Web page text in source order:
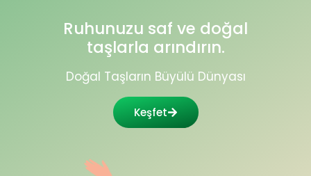
Ruhunuzu saf ve doğal
taşlarla arındırın.
Doğal Taşların Büyülü Dünyası
Keşfet